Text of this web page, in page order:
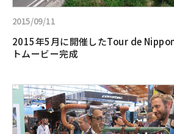
2015/09/11
2015年5月に開催したTour de
トムービー完成
た
Tour
de
Nippon
in
豆
島
の
レ
詳
し
く
見